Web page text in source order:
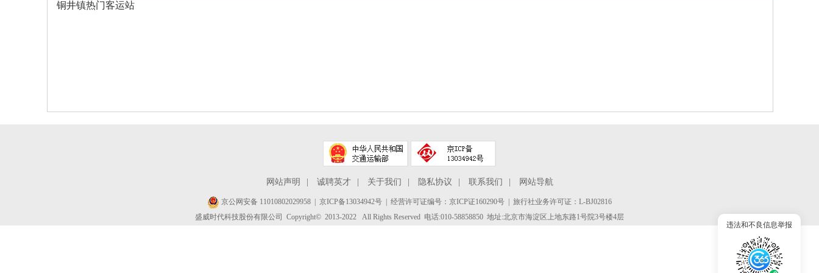
铜井镇热门客运站
网站声明 诚聘英才 关于我们 隐私协议 联系我们 网站导航
京公网安备 11010802029958 京ICP备13034942号 | 经营许可证编号：京ICP证160290号 | 旅行社业务许可证：L-BJ02816
盛威时代科技股份有限公司 Copyright© 2013-2022 All Rights Reserved 电话:010-58858850 地址:北京市海淀区上地东路1号院3号楼4层
违法和不良信息举报